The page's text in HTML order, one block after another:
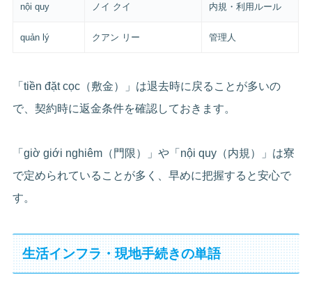
nội quy ノイ クイ 内規・利用ルール
quản lý クアン リー 管理人
「tiền đặt cọc（敷金）」は退去時に戻ることが多いの
で、契約時に返金条件を確認しておきます。
「giờ giới nghiêm（門限）」や「nội quy（内規）」は寮
で定められていることが多く、早めに把握すると安心で
す。
生活インフラ・現地手続きの単語